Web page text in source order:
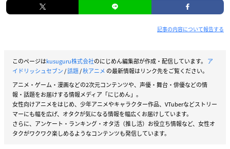
記事の内容について報告する
このページはkusuguru株式会社のにじめん編集部が作成・配信しています。 ア
イドリッシュセブン/話題/秋アニメ の最新情報はリンク先をご覧ください。
アニメ・ゲーム・漫画などの2次元コンテンツや、声優・舞台・俳優などの情
報・話題をお届けする情報メディア「にじめん」。
女性向けアニメをはじめ、少年アニメやキャラクター作品、VTuberなどストリー
マーにも幅を広げ、オタクが気になる情報を幅広くお届けしています。
さらに、アンケート・ランキング・オタ活（推し活）お役立ち情報など、女性オ
タクがワクワク楽しめるようなコンテンツも発信しています。